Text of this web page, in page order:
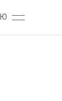
для